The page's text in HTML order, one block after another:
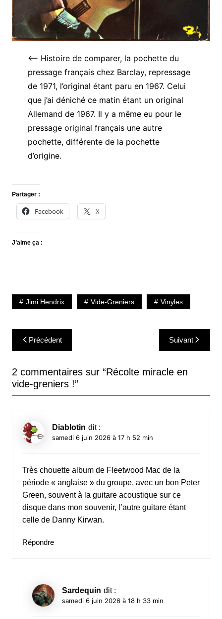
<—– Histoire de comparer, la pochette du
pressage français chez Barclay, repressage
de 1971, l’original étant paru en 1967. Celui
que j’ai déniché ce matin étant un original
Allemand de 1967. Il y a même eu pour le
pressage original français une autre
pochette, différente de la pochette
d’origine.
Partager :
Facebook X
J’aime ça :
Jimi Hendrix Vide-Greniers Vinyles
Navigation
de
l’article
Précédent Suivant
2 commentaires sur “Récolte miracle en
vide-greniers !”
Diablotin dit :
samedi 6 juin 2026 à 17 h 52 min
Très chouette album de Fleetwood Mac de la
période « anglaise » du groupe, avec un bon Peter
Green, souvent à la guitare acoustique sur ce
disque dans mon souvenir, l’autre guitare étant
celle de Danny Kirwan.
Répondre
Sardequin dit :
samedi 6 juin 2026 à 18 h 33 min